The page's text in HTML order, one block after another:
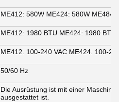
ME412: 580W ME424: 580W ME484:
ME412: 1980 BTU ME424: 1980 BTU
ME412: 100-240 VAC ME424: 100-
50/60 Hz
Die Ausrüstung ist mit einer
ausgestattet ist.